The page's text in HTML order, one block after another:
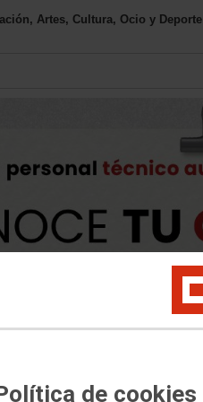
de cookies
Artes, Cultura, Ocio y Deporte